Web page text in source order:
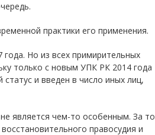
практики его применения.
Но из всех примирительных
только с новым УПК РК 2014 года
и введен в число иных лиц,
является чем-то особенным. За то
правосудия и